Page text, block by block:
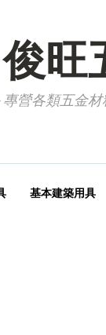
俊旺
專營各類五金
基本建築用具